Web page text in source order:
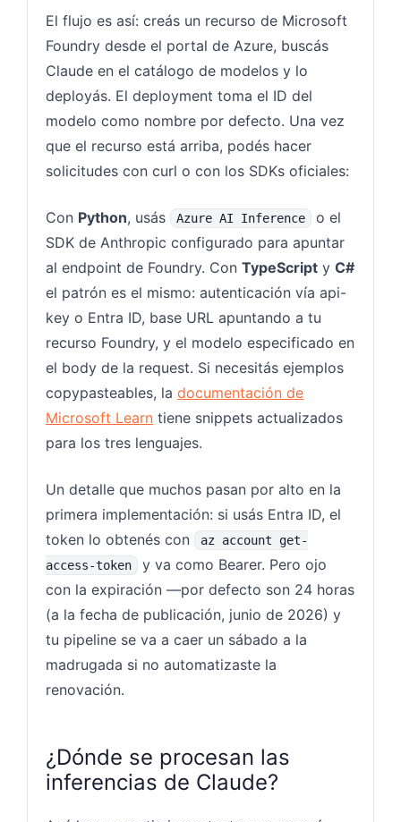
El flujo es así: creás un recurso de Microsoft
Foundry desde el portal de Azure, buscás
Claude en el catálogo de modelos y lo
deployás. El deployment toma el ID del
modelo como nombre por defecto. Una vez
que el recurso está arriba, podés hacer
solicitudes con curl o con los SDKs oficiales:
Con Python, usás Azure AI Inference
o el
SDK de Anthropic configurado para apuntar
al endpoint de Foundry. Con TypeScript y C#
el patrón es el mismo: autenticación vía api-
key o Entra ID, base URL apuntando a tu
recurso Foundry, y el modelo especificado en
el body de la request. Si necesitás ejemplos
copypasteables, la documentación de
Microsoft Learn tiene snippets actualizados
para los tres lenguajes.
Un detalle que muchos pasan por alto en la
primera implementación: si usás Entra ID, el
token lo obtenés con
az account get-
access-token
y va como Bearer. Pero ojo
con la expiración —por defecto son 24 horas
(a la fecha de publicación, junio de 2026) y
tu pipeline se va a caer un sábado a la
madrugada si no automatizaste la
renovación.
¿Dónde se procesan las
inferencias de Claude?